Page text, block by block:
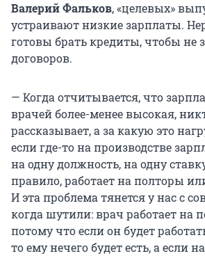
Валерий Фальков, «целевых»
устраивают низкие зарплаты.
готовы брать кредиты, чтобы не
договоров.
— Когда отчитывается, что
врачей более-менее высокая,
рассказывает, а за какую это
если где-то на производстве
на одну должность, на одну
правило, работает на полторы
И эта проблема тянется у нас с
когда шутили: врач работает на
потому что если он будет
то ему нечего будет есть, а если